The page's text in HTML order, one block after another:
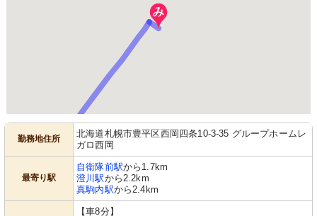
勤務地住所
北海道札幌市豊平区西岡四条10-3-35 グループホームレ
ガロ西岡
最寄り駅
自衛隊前駅から1.7km
澄川駅から2.2km
真駒内駅から2.4km
【車8分】